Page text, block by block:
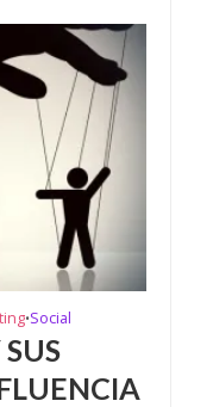
•Social